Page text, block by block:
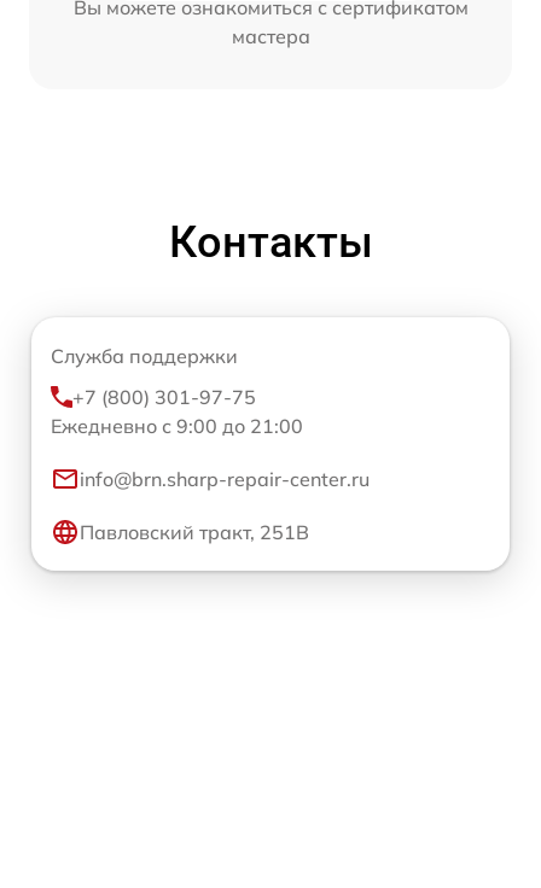
Вы можете ознакомиться с сертификатом
мастера
Контакты
Служба поддержки
+7 (800) 301-97-75
Ежедневно с 9:00 до 21:00
info@brn.sharp-repair-center.ru
Павловский тракт, 251В